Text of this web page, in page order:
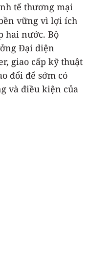
tế thương mại
vững vì lợi ích
hai nước. Bộ
Đại diện
giao cấp kỹ thuật
đổi để sớm có
và điều kiện của